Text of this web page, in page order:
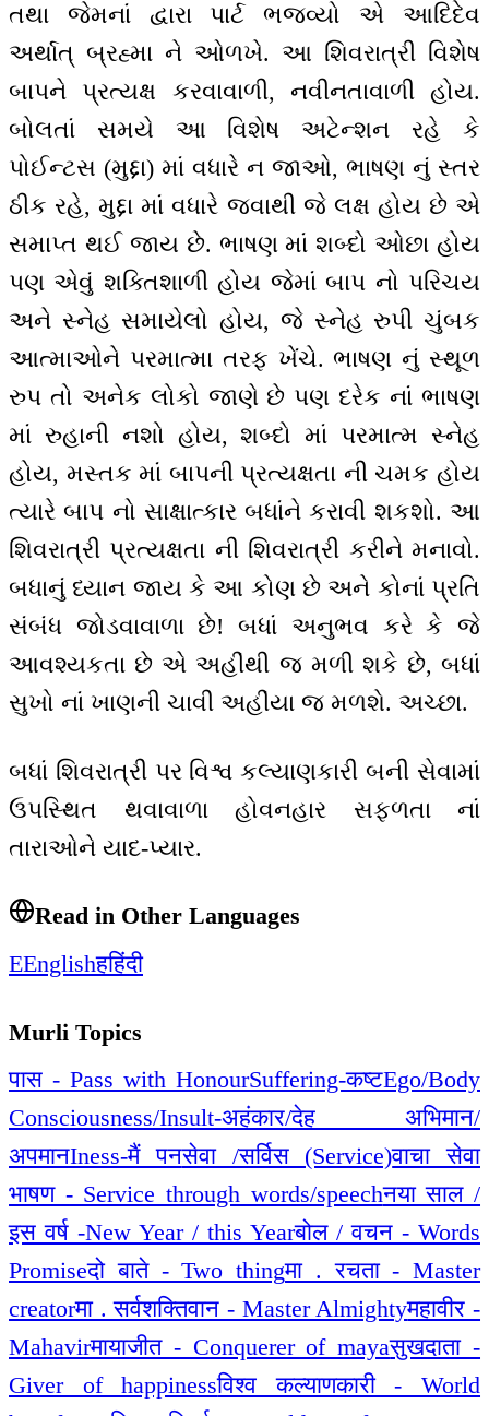
તથા જેમનાં દ્વારા પાર્ટ ભજવ્યો એ આદિદેવ
અર્થાત્ બ્રહ્મા ને ઓળખે. આ શિવરાત્રી વિશેષ
બાપને પ્રત્યક્ષ કરવાવાળી, નવીનતાવાળી હોય.
બોલતાં સમયે આ વિશેષ અટેન્શન રહે કે
પોઈન્ટસ (મુદ્દા) માં વધારે ન જાઓ, ભાષણ નું સ્તર
ઠીક રહે, મુદ્દા માં વધારે જવાથી જે લક્ષ હોય છે એ
સમાપ્ત થઈ જાય છે. ભાષણ માં શબ્દો ઓછા હોય
પણ એવું શક્તિશાળી હોય જેમાં બાપ નો પરિચય
અને સ્નેહ સમાયેલો હોય, જે સ્નેહ રુપી ચુંબક
આત્માઓને પરમાત્મા તરફ ખેંચે. ભાષણ નું સ્થૂળ
રુપ તો અનેક લોકો જાણે છે પણ દરેક નાં ભાષણ
માં રુહાની નશો હોય, શબ્દો માં પરમાત્મ સ્નેહ
હોય, મસ્તક માં બાપની પ્રત્યક્ષતા ની ચમક હોય
ત્યારે બાપ નો સાક્ષાત્કાર બધાંને કરાવી શકશો. આ
શિવરાત્રી પ્રત્યક્ષતા ની શિવરાત્રી કરીને મનાવો.
બધાનું ધ્યાન જાય કે આ કોણ છે અને કોનાં પ્રતિ
સંબંધ જોડવાવાળા છે! બધાં અનુભવ કરે કે જે
આવશ્યકતા છે એ અહીંથી જ મળી શકે છે, બધાં
સુખો નાં ખાણની ચાવી અહીંયા જ મળશે. અચ્છા.
બધાં શિવરાત્રી પર વિશ્વ કલ્યાણકારી બની સેવામાં
ઉપસ્થિત થવાવાળા હોવનહાર સફળતા નાં
તારાઓને યાદ-પ્યાર.
Read in Other Languages
EEnglishहहिंदी
Murli Topics
पास - Pass with HonourSuffering-कष्टEgo/Body
Consciousness/Insult-अहंकार/देह अभिमान/
अपमानIness-मैं पनसेवा /सर्विस (Service)वाचा सेवा
भाषण - Service through words/speechनया साल /
इस वर्ष -New Year / this Yearबोल / वचन - Words
Promiseदो बाते - Two thingमा . रचता - Master
creatorमा . सर्वशक्तिवान - Master Almightyमहावीर -
Mahavirमायाजीत - Conquerer of mayaसुखदाता -
Giver of happinessविश्व कल्याणकारी - World